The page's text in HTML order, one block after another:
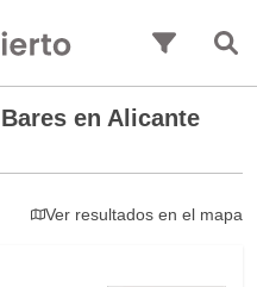
Bares en Alicante
Ver resultados en el mapa